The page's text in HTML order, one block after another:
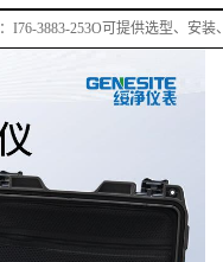
：I76-3883-253O可提供选型、安装